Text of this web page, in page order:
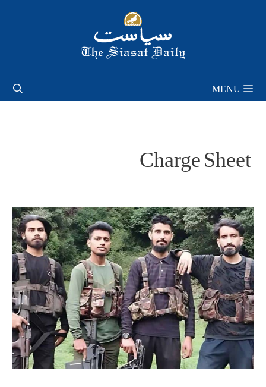
MENU
Charge Sheet